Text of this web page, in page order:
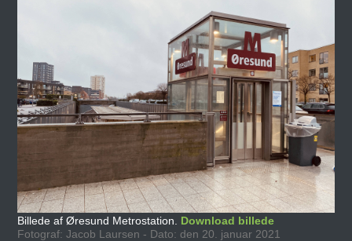
Billede af Øresund Metrostation. Download billede
Fotograf: Jacob Laursen - Dato: den 20. januar 2021